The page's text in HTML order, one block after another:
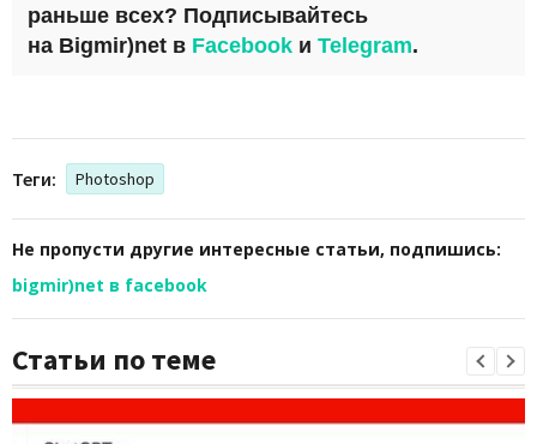
раньше всех? Подписывайтесь
на Bigmir)net в Facebook и Telegram.
Теги: Photoshop
Не пропусти другие интересные статьи, подпишись:
bigmir)net в facebook
Статьи по теме